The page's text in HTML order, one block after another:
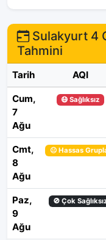
Sulakyurt 4
Tahmini
Tarih AQI
Cum,
7
Ağu
😷 Sağlıksız
Cmt,
8
Ağu
😐 Hassas
Paz,
9
Ağu
🚫 Çok